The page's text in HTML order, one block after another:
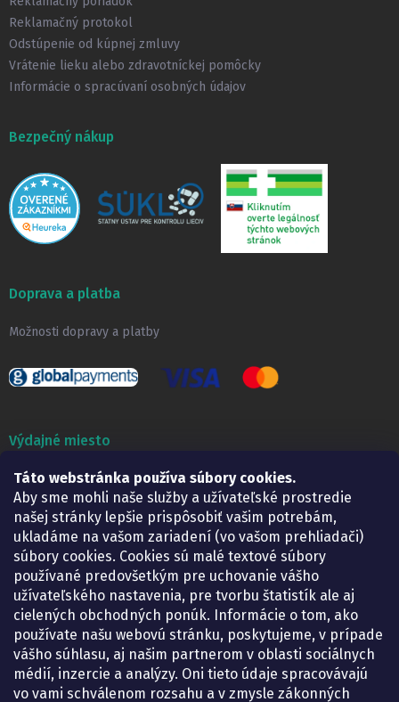
Táto webstránka používa súbory cookies.
Aby sme mohli naše služby a užívateľské prostredie
našej stránky lepšie prispôsobiť vašim potrebám,
ukladáme na vašom zariadení (vo vašom prehliadači)
súbory cookies. Cookies sú malé textové súbory
používané predovšetkým pre uchovanie vášho
užívateľského nastavenia, pre tvorbu štatistík ale aj
cielených obchodných ponúk. Informácie o tom, ako
používate našu webovú stránku, poskytujeme, v prípade
vášho súhlasu, aj našim partnerom v oblasti sociálnych
médií, inzercie a analýzy. Oni tieto údaje spracovávajú
vo vami schválenom rozsahu a v zmysle zákonných
Reklamačný protokol
Odstúpenie od kúpnej zmluvy
Vrátenie lieku alebo zdravotníckej pomôcky
Informácie o spracúvaní osobných údajov
Bezpečný nákup
Doprava a platba
Možnosti dopravy a platby
Výdajné miesto
Lekáreň ADONAI
Košice – Smetanova 2
Pondelok:
07.30 – 15.30 h.
Utorok:
07.30 – 16.00 h.
Streda:
07.30 – 16.00 h.
Štvrtok:
07.30 – 15.30 h.
Piatok:
07.30 – 15.30 h.
KONTAKT
eshop@lekarenadonai.sk
+421 948 203 203